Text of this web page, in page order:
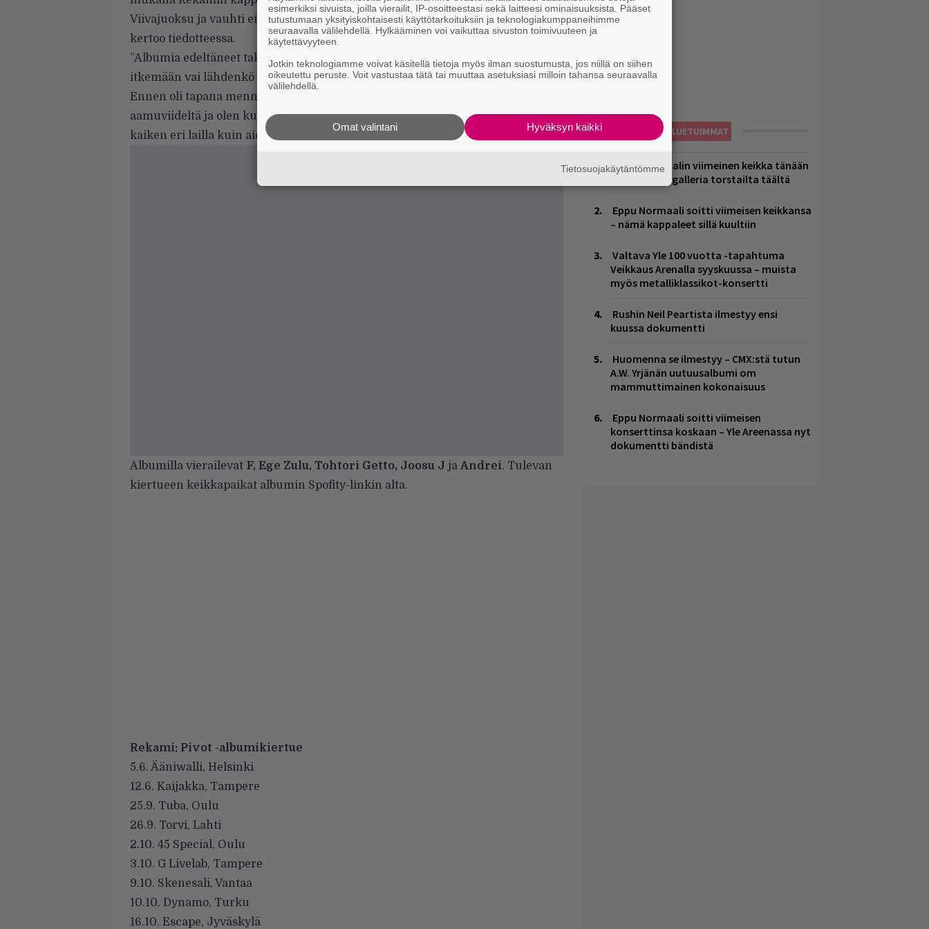
Viivajuoksu ja vauhti eivät kiinnosta, aikuisuus kutsuu. Tai kuten Rekami itse
kertoo tiedotteessa.
”Albumia edeltäneet takaiskut elämässäni pistivät miettimään jäänkö tähän
itkemään vai lähdenkö kyselemättä täysin uuteen suuntaan. Valitsin pivotin.
Ennen oli tapana mennä aamukuudelta nukkumaan, nyt mä herään
aamuviideltä ja olen kuudelta hommissa. Pivot tarkoittaa mulle sitä, että teen
kaiken eri lailla kuin aiemmin. Paremmin, pienimpiäkin asioita myöten.”
Albumilla vierailevat F, Ege Zulu, Tohtori Getto, Joosu J ja Andrei. Tulevan
kiertueen keikkapaikat albumin Spofity-linkin alta.
Rekami: Pivot -albumikiertue
5.6. Ääniwalli, Helsinki
12.6. Kaijakka, Tampere
25.9. Tuba, Oulu
26.9. Torvi, Lahti
2.10. 45 Special, Oulu
3.10. G Livelab, Tampere
9.10. Skenesali, Vantaa
10.10. Dynamo, Turku
16.10. Escape, Jyväskylä
LUETUIMMAT
Eppu Normaalin viimeinen keikka tänään
– katso kuvagalleria torstailta täältä
Eppu Normaali soitti viimeisen keikkansa
– nämä kappaleet sillä kuultiin
Valtava Yle 100 vuotta -tapahtuma
Veikkaus Arenalla syyskuussa – muista
myös metalliklassikot-konsertti
Rushin Neil Peartista ilmestyy ensi
kuussa dokumentti
Huomenna se ilmestyy – CMX:stä tutun
A.W. Yrjänän uutuusalbumi om
mammuttimainen kokonaisuus
Eppu Normaali soitti viimeisen
konserttinsa koskaan – Yle Areenassa nyt
dokumentti bändistä
esimerkiksi sivuista, joilla vierailit, IP-osoitteestasi sekä laitteesi ominaisuuksista. Pääset
tutustumaan yksityiskohtaisesti käyttötarkoituksiin ja teknologiakumppaneihimme
seuraavalla välilehdellä. Hylkääminen voi vaikuttaa sivuston toimivuuteen ja
käytettävyyteen.
Jotkin teknologiamme voivat käsitellä tietoja myös ilman suostumusta, jos niillä on siihen
oikeutettu peruste. Voit vastustaa tätä tai muuttaa asetuksiasi milloin tahansa seuraavalla
välilehdellä.
Hyväksyn kaikki
Omat valintani
Tietosuojakäytäntömme